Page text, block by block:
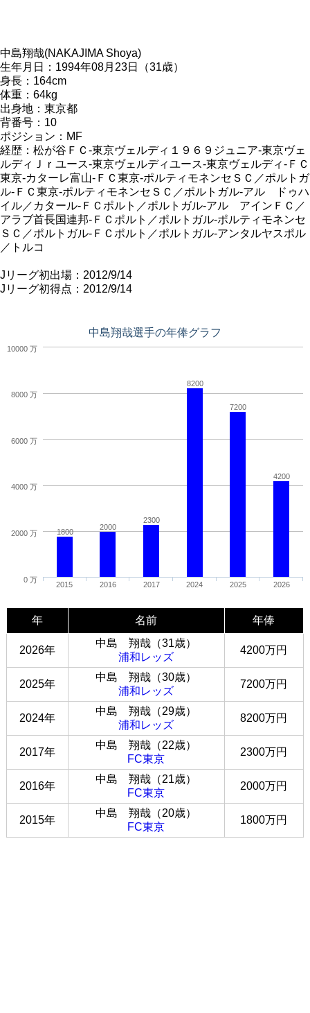
中島翔哉(NAKAJIMA Shoya)
生年月日：1994年08月23日（31歳）
身長：164cm
体重：64kg
出身地：東京都
背番号：10
ポジション：MF
経歴：松が谷ＦＣ-東京ヴェルディ１９６９ジュニア-東京ヴェ
ルディＪｒユース-東京ヴェルディユース-東京ヴェルディ-ＦＣ
東京-カターレ富山-ＦＣ東京-ポルティモネンセＳＣ／ポルトガ
ル-ＦＣ東京-ポルティモネンセＳＣ／ポルトガル-アル ドゥハ
イル／カタール-ＦＣポルト／ポルトガル-アル アインＦＣ／
アラブ首長国連邦-ＦＣポルト／ポルトガル-ポルティモネンセ
ＳＣ／ポルトガル-ＦＣポルト／ポルトガル-アンタルヤスポル
／トルコ
Jリーグ初出場：2012/9/14
Jリーグ初得点：2012/9/14
中島翔哉選手の年俸グラフ
1800
2000
2300
8200
7200
4200
2015 2016 2017 2024 2025 2026
0 万
2000 万
4000 万
6000 万
8000 万
10000 万
年 名前 年俸
2026年
中島 翔哉（31歳）
浦和レッズ
4200万円
2025年
中島 翔哉（30歳）
浦和レッズ
7200万円
2024年
中島 翔哉（29歳）
浦和レッズ
8200万円
2017年
中島 翔哉（22歳）
FC東京
2300万円
2016年
中島 翔哉（21歳）
FC東京
2000万円
2015年
中島 翔哉（20歳）
FC東京
1800万円